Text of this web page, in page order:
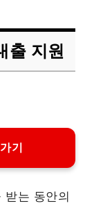
출 지원
기
받는 동안의